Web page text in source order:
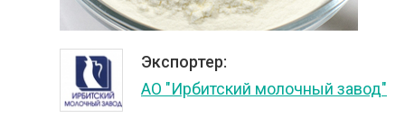
Экспортер:
АО "Ирбитский молочный завод"